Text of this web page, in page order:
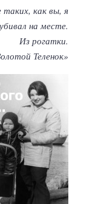
как вы, я
убивал на месте.
Из рогатки.
Теленок»